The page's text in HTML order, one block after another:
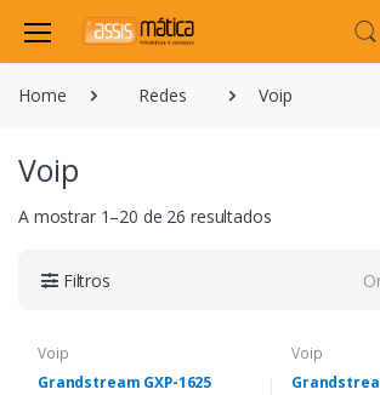
Home Redes Voip
Voip
A mostrar 1–20 de 26 resultados
Filtros
Voip
Grandstream GXP-1625
Voip